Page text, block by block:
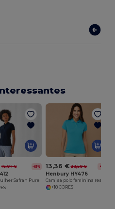
16,04 € -61%
Safran Pure
13,36 € 23,50 € -43%
Henbury HY476
+18 CORES